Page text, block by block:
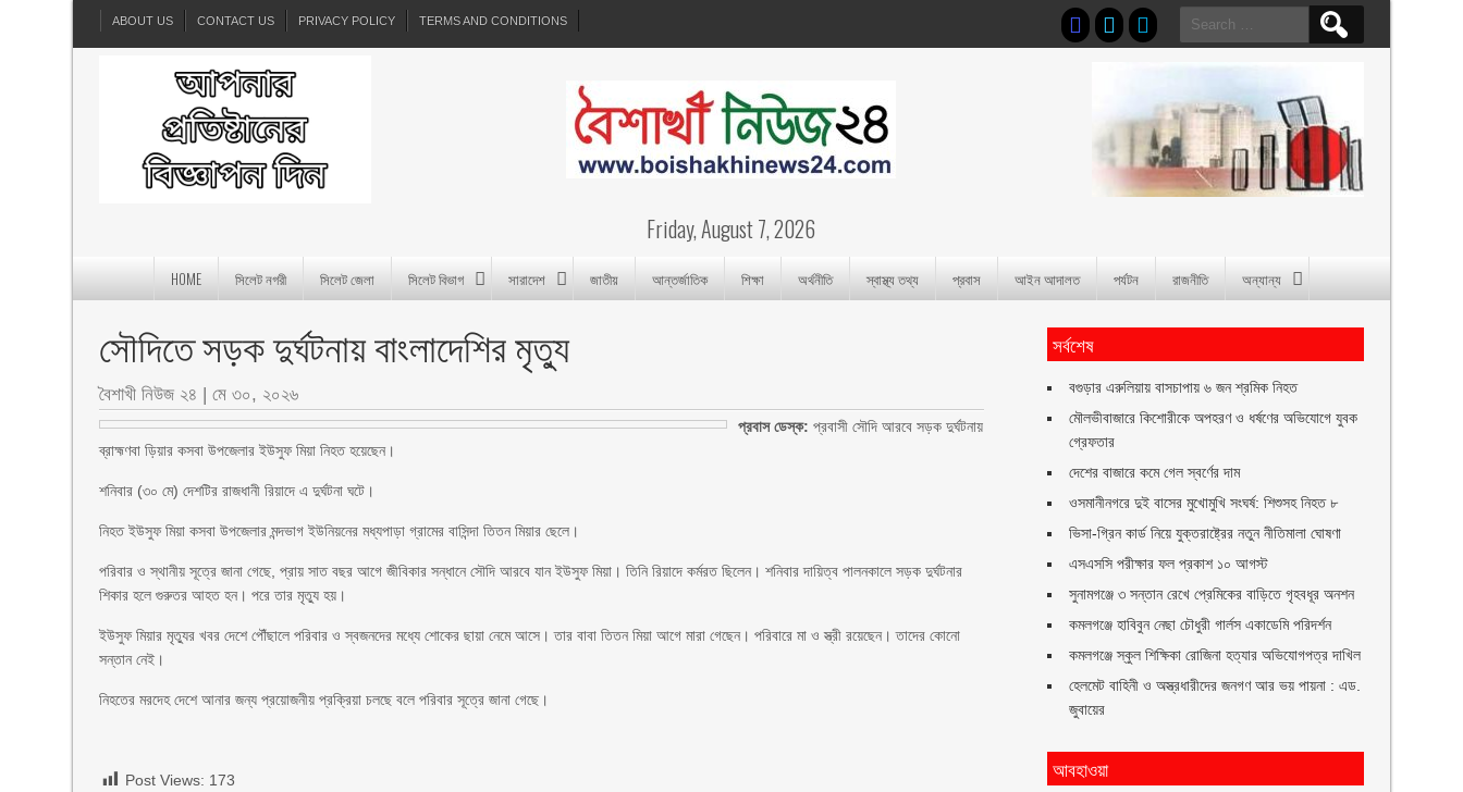
ABOUT US CONTACT US PRIVACY POLICY TERMS AND CONDITIONS
Search
for:
Friday, August 7, 2026
HOME সিলেট নগরী সিলেট জেলা সিলেট বিভাগ সারাদেশ জাতীয় আন্তর্জাতিক শিক্ষা অর্থনীতি স্বাস্থ্য তথ্য প্রবাস আইন আদালত পর্যটন রাজনীতি অন্যান্য
সৌদিতে সড়ক দুর্ঘটনায় বাংলাদেশির মৃত্যু
বৈশাখী নিউজ ২৪ |মে ৩০, ২০২৬
প্রবাস ডেস্ক: প্রবাসী সৌদি আরবে সড়ক দুর্ঘটনায়
ব্রাহ্মণবা ড়িয়ার কসবা উপজেলার ইউসুফ মিয়া নিহত হয়েছেন।
শনিবার (৩০ মে) দেশটির রাজধানী রিয়াদে এ দুর্ঘটনা ঘটে।
নিহত ইউসুফ মিয়া কসবা উপজেলার মন্দভাগ ইউনিয়নের মধ্যপাড়া গ্রামের বাসিন্দা তিতন মিয়ার ছেলে।
পরিবার ও স্থানীয় সূত্রে জানা গেছে, প্রায় সাত বছর আগে জীবিকার সন্ধানে সৌদি আরবে যান ইউসুফ মিয়া। তিনি রিয়াদে কর্মরত ছিলেন। শনিবার দায়িত্ব পালনকালে সড়ক দুর্ঘটনার
শিকার হলে গুরুতর আহত হন। পরে তার মৃত্যু হয়।
ইউসুফ মিয়ার মৃত্যুর খবর দেশে পৌঁছালে পরিবার ও স্বজনদের মধ্যে শোকের ছায়া নেমে আসে। তার বাবা তিতন মিয়া আগে মারা গেছেন। পরিবারে মা ও স্ত্রী রয়েছেন। তাদের কোনো
সন্তান নেই।
নিহতের মরদেহ দেশে আনার জন্য প্রয়োজনীয় প্রক্রিয়া চলছে বলে পরিবার সূত্রে জানা গেছে।
Post Views: 173
সর্বশেষ
বগুড়ার এরুলিয়ায় বাসচাপায় ৬ জন শ্রমিক নিহত
মৌলভীবাজারে কিশোরীকে অপহরণ ও ধর্ষণের অভিযোগে যুবক
গ্রেফতার
দেশের বাজারে কমে গেল স্বর্ণের দাম
ওসমানীনগরে দুই বাসের মুখোমুখি সংঘর্ষ: শিশুসহ নিহত ৮
ভিসা-গ্রিন কার্ড নিয়ে যুক্তরাষ্ট্রের নতুন নীতিমালা ঘোষণা
এসএসসি পরীক্ষার ফল প্রকাশ ১০ আগস্ট
সুনামগঞ্জে ৩ সন্তান রেখে প্রেমিকের বাড়িতে গৃহবধূর অনশন
কমলগঞ্জে হাবিবুন নেছা চৌধুরী গার্লস একাডেমি পরিদর্শন
কমলগঞ্জে স্কুল শিক্ষিকা রোজিনা হত্যার অভিযোগপত্র দাখিল
হেলমেট বাহিনী ও অস্ত্রধারীদের জনগণ আর ভয় পায়না : এড.
জুবায়ের
আবহাওয়া